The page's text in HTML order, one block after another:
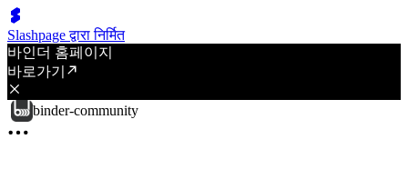
Slashpage द्वारा निर्मित
바인더 홈페이지
바로가기
binder-community